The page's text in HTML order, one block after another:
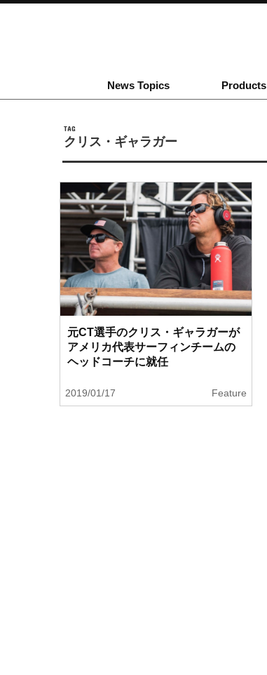
News Topics Products
TAG
クリス・ギャラガー
元CT選手のクリス・ギャラガーが
アメリカ代表サーフィンチームの
ヘッドコーチに就任
2019/01/17 Feature